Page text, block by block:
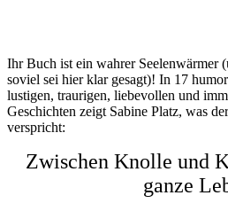
Ihr Buch ist ein wahrer Seelenwärmer
soviel sei hier klar gesagt)! In 17
lustigen, traurigen, liebevollen und
Geschichten zeigt Sabine Platz, was
verspricht:
Zwischen Knolle und
ganze